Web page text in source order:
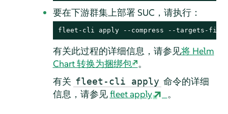
要在下游群集上部署 SUC，请执行：
fleet-cli apply --compress --targets-
有关此过程的详细信息，请参见将 Helm
Chart 转换为捆绑包 。
有关 fleet-cli apply 命令的详细
信息，请参见fleet apply 。